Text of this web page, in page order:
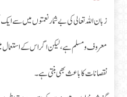
زبان اللہ تعالی کی بے شمار نعمتوں میں
معروف و مسلم ہے، لیکن اگر اس کے
نقصانات کا باعث بھی بنتی ہے۔